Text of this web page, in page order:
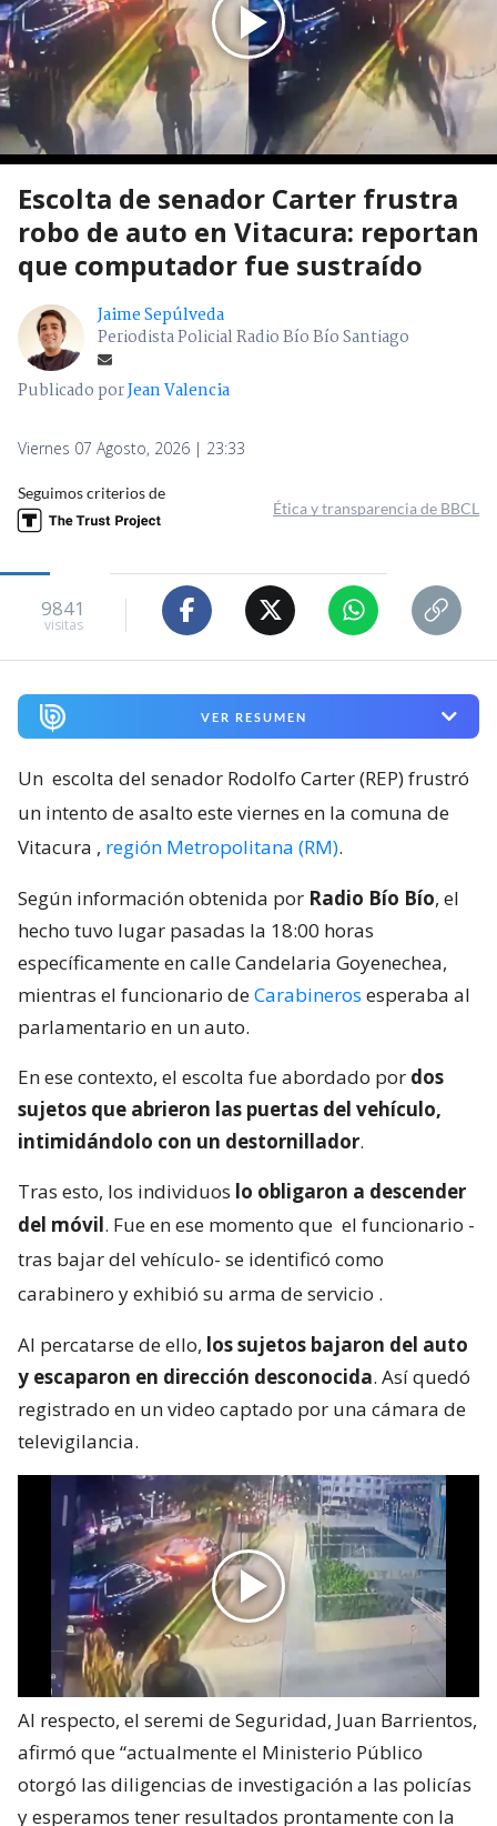
Escolta de senador Carter frustra
robo de auto en Vitacura: reportan
que computador fue sustraído
Jaime Sepúlveda
Periodista Policial Radio Bío Bío Santiago
Publicado porJean Valencia
Viernes 07 Agosto, 2026 | 23:33
Seguimos criterios de
Ética y transparencia de BBCL
9841
visitas
VER RESUMEN
Un escolta del senador Rodolfo Carter (REP) frustró
un intento de asalto este viernes en la comuna de
Vitacura , región Metropolitana (RM).
Según información obtenida por Radio Bío Bío, el
hecho tuvo lugar pasadas la 18:00 horas
específicamente en calle Candelaria Goyenechea,
mientras el funcionario deCarabineros esperaba al
parlamentario en un auto.
En ese contexto, el escolta fue abordado por dos
sujetos que abrieron las puertas del vehículo,
intimidándolo con un destornillador.
Tras esto, los individuos lo obligaron a descender
del móvil. Fue en ese momento que el funcionario -
tras bajar del vehículo- se identificó como
carabinero y exhibió su arma de servicio .
Al percatarse de ello, los sujetos bajaron del auto
y escaparon en dirección desconocida. Así quedó
registrado en un video captado por una cámara de
televigilancia.
Al respecto, el seremi de Seguridad, Juan Barrientos,
afirmó que “actualmente el Ministerio Público
otorgó las diligencias de investigación a las policías
y esperamos tener resultados prontamente con la